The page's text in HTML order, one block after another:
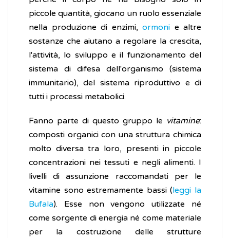
piccole quantità, giocano un ruolo essenziale
nella produzione di enzimi, ormoni e altre
sostanze che aiutano a regolare la crescita,
l'attività, lo sviluppo e il funzionamento del
sistema di difesa dell'organismo (sistema
immunitario), del sistema riproduttivo e di
tutti i processi metabolici.
Fanno parte di questo gruppo le vitamine:
composti organici con una struttura chimica
molto diversa tra loro, presenti in piccole
concentrazioni nei tessuti e negli alimenti. I
livelli di assunzione raccomandati per le
vitamine sono estremamente bassi (leggi la
Bufala). Esse non vengono utilizzate né
come sorgente di energia né come materiale
per la costruzione delle strutture